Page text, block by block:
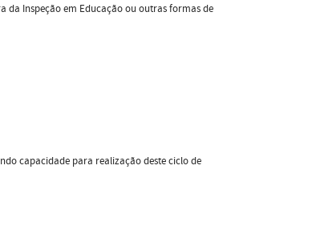
Inspeção em Educação ou outras formas de
capacidade para realização deste ciclo de